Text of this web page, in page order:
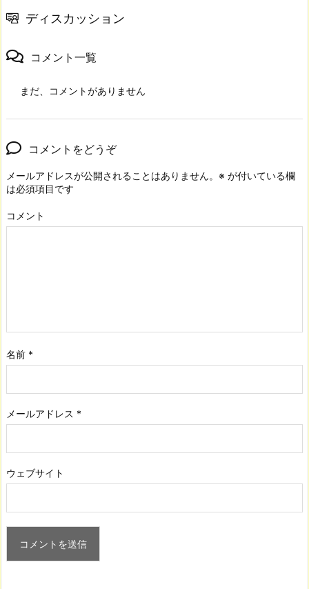
ディスカッション
コメント一覧
まだ、コメントがありません
コメントをどうぞ
メールアドレスが公開されることはありません。 ※ が付いている欄
は必須項目です
コメント
名前 *
メールアドレス *
ウェブサイト